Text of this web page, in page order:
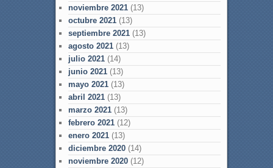
noviembre 2021(13)
octubre 2021(13)
septiembre 2021(13)
agosto 2021(13)
julio 2021(14)
junio 2021(13)
mayo 2021(13)
abril 2021(13)
marzo 2021(13)
febrero 2021(12)
enero 2021(13)
diciembre 2020(14)
noviembre 2020(12)